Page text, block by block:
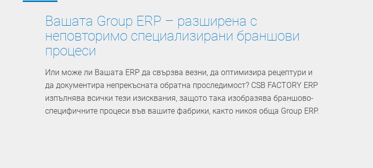
Вашата Group ERP – разширена с
неповторимо специализирани браншови
процеси
Или може ли Вашата ERP да свързва везни, да оптимизира рецептури и
да документира непрекъсната обратна проследимост? CSB FACTORY ERP
изпълнява всички тези изисквания, защото така изобразява браншово-
специфичните процеси във вашите фабрики, както никоя обща Group ERP.